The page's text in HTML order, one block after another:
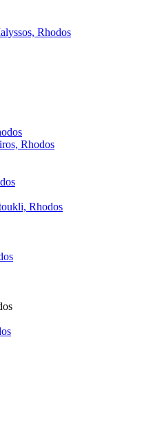
Rhodos
Rhodos
Rhodos